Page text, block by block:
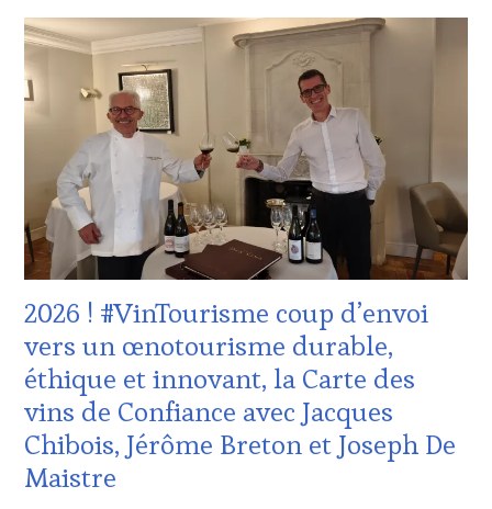
CHALLENGE
HORS
ZONE
DE
CONFORT
WINE
TASTING
VOUCHER,
CÔTES-
DE-
EDITION
CLÉS
DU
VIN
ET
DE
LA
HAUTE
2026 ! #VinTourisme coup d’envoi
vers un œnotourisme durable,
éthique et innovant, la Carte des
vins de Confiance avec Jacques
Chibois, Jérôme Breton et Joseph De
Maistre